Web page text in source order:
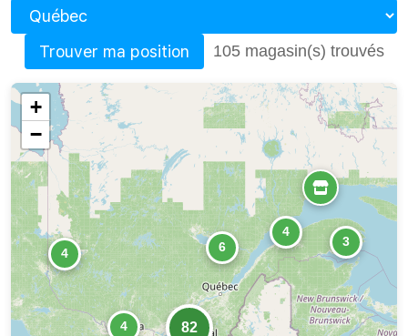
Trouver ma position 105 magasin(s) trouvés
4
3
4
6
4 82
+
−